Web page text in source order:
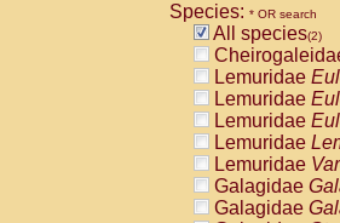
Species: * OR search
All species(2)
Lemuridae
Lemuridae
Lemuridae
Lemuridae
Lemuridae
Galagidae
Galagidae